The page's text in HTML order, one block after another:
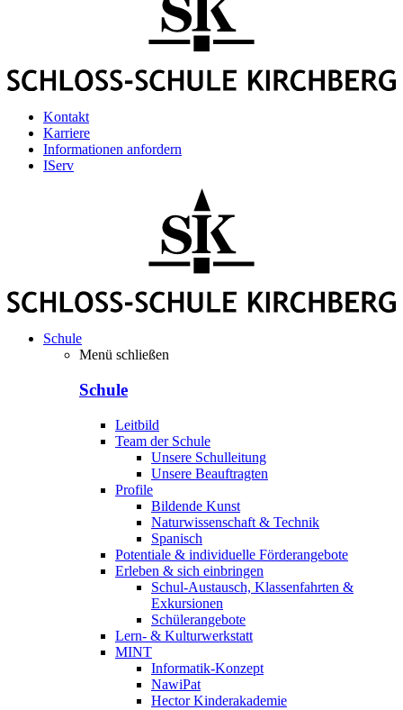
Kontakt
Karriere
Informationen anfordern
IServ
Schule
Menü schließen
Schule
Leitbild
Team der Schule
Unsere Schulleitung
Unsere Beauftragten
Profile
Bildende Kunst
Naturwissenschaft & Technik
Spanisch
Potentiale & individuelle Förderangebote
Erleben & sich einbringen
Schul-Austausch, Klassenfahrten &
Exkursionen
Schülerangebote
Lern- & Kulturwerkstatt
MINT
Informatik-Konzept
NawiPat
Hector Kinderakademie